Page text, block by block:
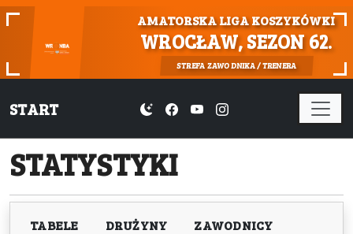
AMATORSKA LIGA KOSZYKÓWKI
WROCŁAW, SEZON 62.
STREFA ZAWODNIKA / TRENERA
START
STATYSTYKI
TABELE DRUŻYNY
ZAWODNICY